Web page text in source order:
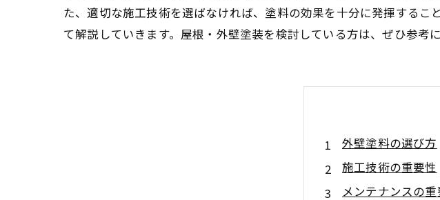
た、適切な施工技術を選ばなければ、塗料の効果を十分に発揮する
て解説していきます。屋根・外壁塗装を検討している方は、ぜひ参考
外壁塗料の選び方
施工技術の重要性
メンテナンスの重